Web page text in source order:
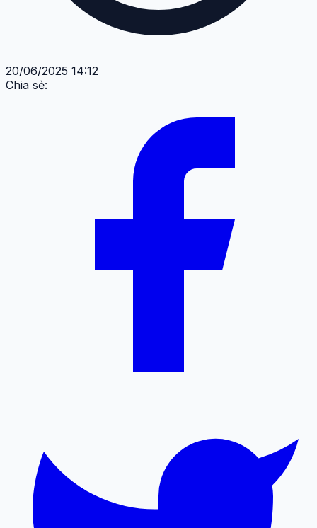
20/06/2025 14:12
Chia sẻ: